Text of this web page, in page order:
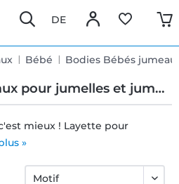
DE
Bébé Bodies Bébés
pour jumelles et jumeaux
mieux ! Layette pour
»